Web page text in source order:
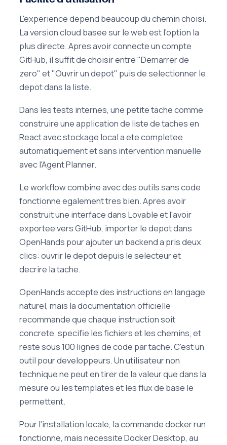
L'experience depend beaucoup du chemin choisi.
La version cloud basee sur le web est l'option la
plus directe. Apres avoir connecte un compte
GitHub, il suffit de choisir entre "Demarrer de
zero" et "Ouvrir un depot" puis de selectionner le
depot dans la liste.
Dans les tests internes, une petite tache comme
construire une application de liste de taches en
React avec stockage local a ete completee
automatiquement et sans intervention manuelle
avec l'Agent Planner.
Le workflow combine avec des outils sans code
fonctionne egalement tres bien. Apres avoir
construit une interface dans Lovable et l'avoir
exportee vers GitHub, importer le depot dans
OpenHands pour ajouter un backend a pris deux
clics: ouvrir le depot depuis le selecteur et
decrire la tache.
OpenHands accepte des instructions en langage
naturel, mais la documentation officielle
recommande que chaque instruction soit
concrete, specifie les fichiers et les chemins, et
reste sous 100 lignes de code par tache. C'est un
outil pour developpeurs. Un utilisateur non
technique ne peut en tirer de la valeur que dans la
mesure ou les templates et les flux de base le
permettent.
Pour l'installation locale, la commande docker run
fonctionne, mais necessite Docker Desktop, au